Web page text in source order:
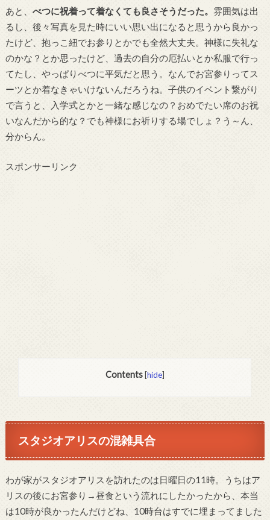
あと、 べつに祝着って着なくても良さそうだった。 雰囲気は出
るし、後々写真を見た時にいい思い出になると思うから良かっ
たけど、抱っこ紐でお参りとかでも全然大丈夫。神様に失礼な
のかな？とか思ったけど、過去の自分の厄払いとか私服で行っ
てたし、やっぱりべつに平気だと思う。なんでお宮参りってス
ーツとか着なきゃいけないんだろうね。子供のイベント繋がり
で言うと、入学式とかと一緒な感じなの？おめでたい席のお祝
いなんだから的な？でも神様にお祈りする場でしょ？う～ん、
分からん。
スポンサーリンク
Contents [hide]
スタジオアリスの混雑具合
わが家がスタジオアリスを訪れたのは日曜日の11時。うちはア
リスの後にお宮参り→昼食という流れにしたかったから、本当
は10時が良かったんだけどね、10時台はすでに埋まってました